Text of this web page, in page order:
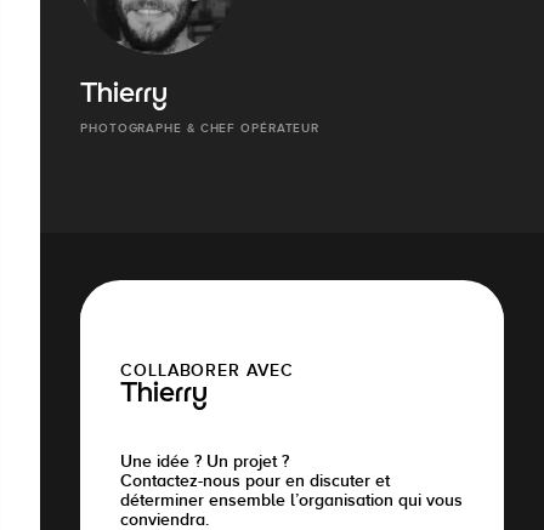
Thierry
PHOTOGRAPHE & CHEF OPÉRATEUR
COLLABORER AVEC
Thierry
Une idée ? Un projet ?
Contactez-nous pour en discuter et
déterminer ensemble l’organisation qui vous
conviendra.